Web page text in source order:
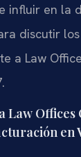
influir en la
discutir
a Law
Law Offices
en